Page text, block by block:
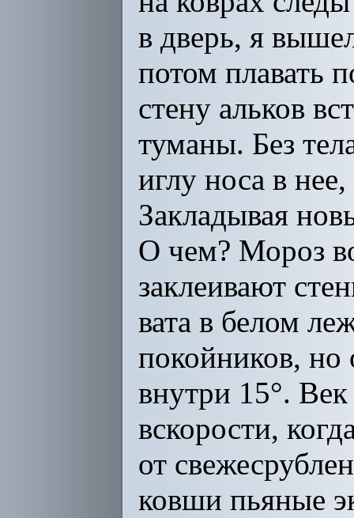
в дверь, я
потом плавать
стену альков
туманы. Без
иглу носа в
Закладывая
О чем? Мороз
заклеивают
вата в белом
покойников, но
внутри 15°.
вскорости,
от
ковши пьяные